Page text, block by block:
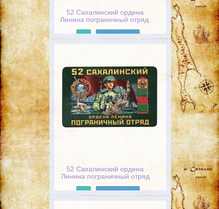
52 Сахалинский ордена
Ленина пограничный отряд.
Хранить державу долг и
честь. Пограничные войска
52 Сахалинский ордена
Ленина пограничный отряд